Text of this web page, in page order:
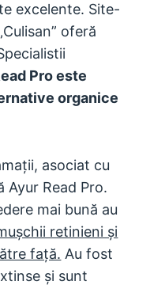
excelente. Site-
oferă
Pro este
organice
asociat cu
Ayur Read Pro.
mai bună au
retinieni și
față. Au fost
și sunt